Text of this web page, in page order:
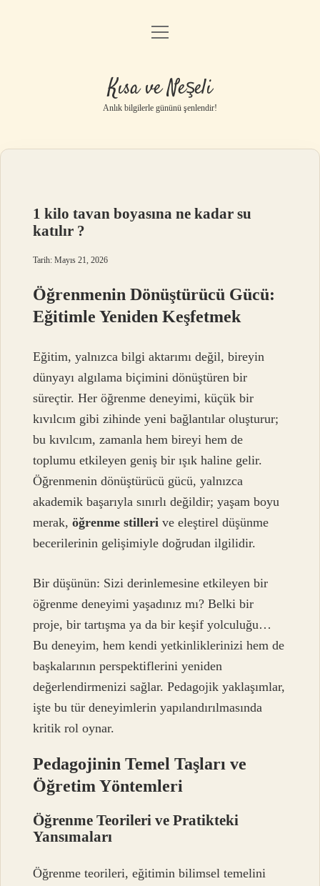
Anasayfa
Yasal Uyarı
menüyü
Kısa ve Neşeli
Anlık bilgilerle gününü şenlendir!
1 kilo tavan boyasına ne kadar su
katılır ?
Tarih: Mayıs 21, 2026
Öğrenmenin Dönüştürücü Gücü:
Eğitimle Yeniden Keşfetmek
Eğitim, yalnızca bilgi aktarımı değil, bireyin
dünyayı algılama biçimini dönüştüren bir
süreçtir. Her öğrenme deneyimi, küçük bir
kıvılcım gibi zihinde yeni bağlantılar oluşturur;
bu kıvılcım, zamanla hem bireyi hem de
toplumu etkileyen geniş bir ışık haline gelir.
Öğrenmenin dönüştürücü gücü, yalnızca
akademik başarıyla sınırlı değildir; yaşam boyu
merak,öğrenme stilleri ve eleştirel düşünme
becerilerinin gelişimiyle doğrudan ilgilidir.
Bir düşünün: Sizi derinlemesine etkileyen bir
öğrenme deneyimi yaşadınız mı? Belki bir
proje, bir tartışma ya da bir keşif yolculuğu…
Bu deneyim, hem kendi yetkinliklerinizi hem de
başkalarının perspektiflerini yeniden
değerlendirmenizi sağlar. Pedagojik yaklaşımlar,
işte bu tür deneyimlerin yapılandırılmasında
kritik rol oynar.
Pedagojinin Temel Taşları ve
Öğretim Yöntemleri
Öğrenme Teorileri ve Pratikteki
Yansımaları
Öğrenme teorileri, eğitimin bilimsel temelini